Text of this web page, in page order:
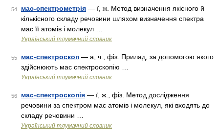
54 мас-спектрометрія — ї, ж. Метод визначення якісного й
кількісного складу речовини шляхом визначення спектра
мас її атомів і молекул …
Український тлумачний словник
55 мас-спектроскоп — а, ч., фіз. Прилад, за допомогою якого
здійснюють мас спектроскопію …
Український тлумачний словник
56 мас-спектроскопія — ї, ж., фіз. Метод дослідження
речовини за спектром мас атомів і молекул, які входять до
складу речовини …
Український тлумачний словник